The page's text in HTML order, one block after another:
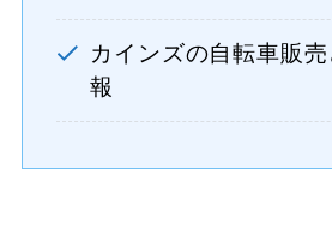
カインズの自転車販
報